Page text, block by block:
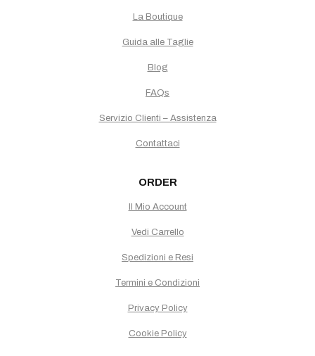
La Boutique
Guida alle Taglie
Blog
FAQs
Servizio Clienti – Assistenza
Contattaci
ORDER
Il Mio Account
Vedi Carrello
Spedizioni e Resi
Termini e Condizioni
Privacy Policy
Cookie Policy